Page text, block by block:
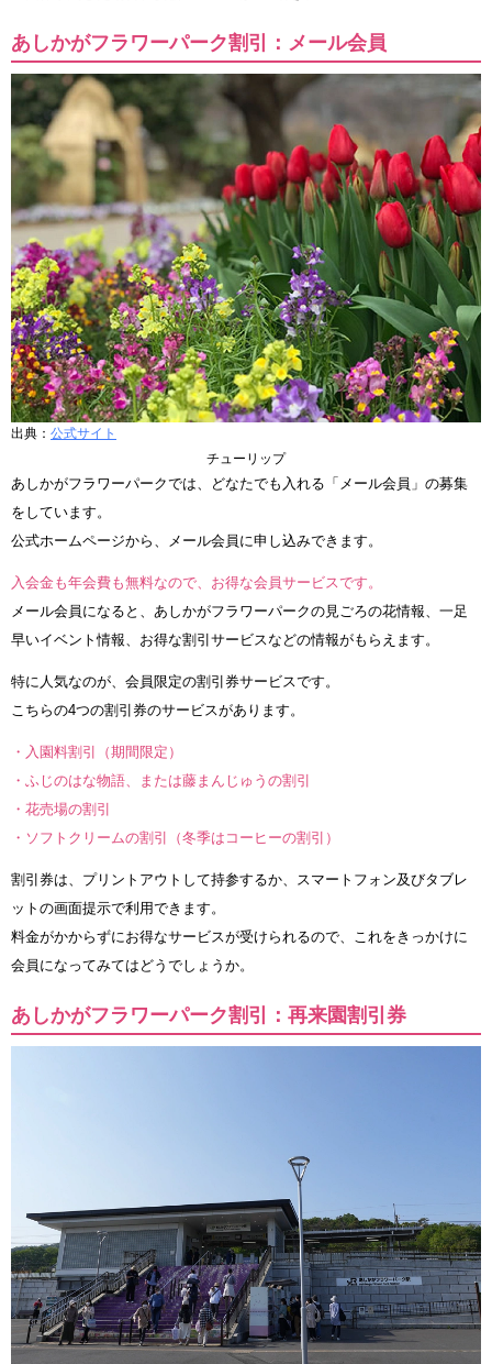
あしかがフラワーパーク割引：メール会員
出典： 公式サイト
チューリップ
あしかがフラワーパークでは、どなたでも入れる「メール会員」の募集
をしています。
公式ホームページから、メール会員に申し込みできます。
入会金も年会費も無料なので、お得な会員サービスです。
メール会員になると、あしかがフラワーパークの見ごろの花情報、一足
早いイベント情報、お得な割引サービスなどの情報がもらえます。
特に人気なのが、会員限定の割引券サービスです。
こちらの4つの割引券のサービスがあります。
・入園料割引（期間限定）
・ふじのはな物語、または藤まんじゅうの割引
・花売場の割引
・ソフトクリームの割引（冬季はコーヒーの割引）
割引券は、プリントアウトして持参するか、スマートフォン及びタブレ
ットの画面提示で利用できます。
料金がかからずにお得なサービスが受けられるので、これをきっかけに
会員になってみてはどうでしょうか。
あしかがフラワーパーク割引：再来園割引券